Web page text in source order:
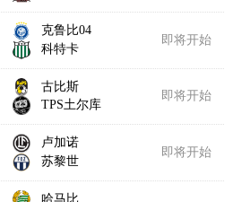
克鲁比04
科特卡
即将开始
古比斯
TPS土尔库
即将开始
卢加诺
苏黎世
即将开始
哈马比